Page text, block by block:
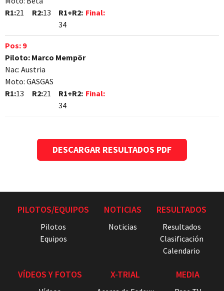
R1:21 R2:13
R1+R2:
34
Final:
Pos: 9
Piloto: Marco Mempör
Nac: Austria
Moto: GASGAS
R1:13 R2:21
R1+R2:
34
Final:
DESCARGAR RESULTADOS PDF
PILOTOS/EQUIPOS
Pilotos
Equipos
NOTICIAS
Noticias
RESULTADOS
Resultados
Clasificación
Calendario
VÍDEOS Y FOTOS X-TRIAL MEDIA